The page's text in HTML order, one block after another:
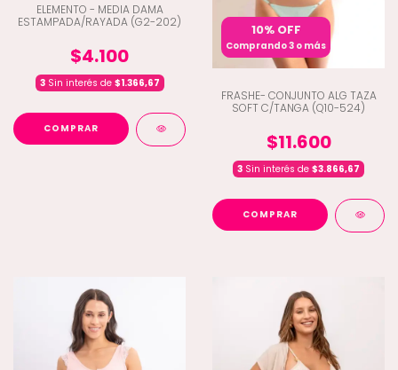
ELEMENTO - MEDIA DAMA
ESTAMPADA/RAYADA (G2-202)
$4.100
3Sin interés de $1.366,67
COMPRAR
10% OFF
Comprando 3 o más
FRASHE- CONJUNTO ALG TAZA
SOFT C/TANGA (Q10-524)
$11.600
3 Sin interés de $3.866,67
COMPRAR